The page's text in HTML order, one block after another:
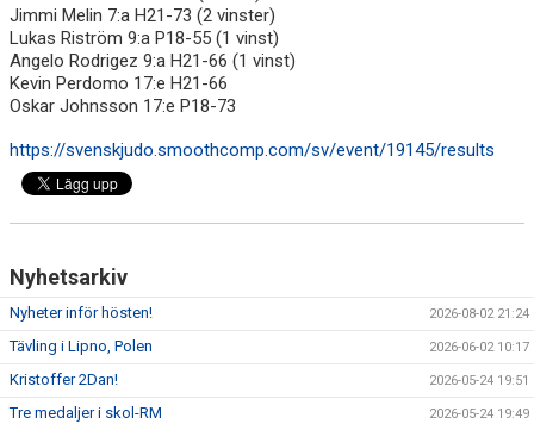
Jimmi Melin 7:a H21-73 (2 vinster)
Lukas Riström 9:a P18-55 (1 vinst)
Angelo Rodrigez 9:a H21-66 (1 vinst)
Kevin Perdomo 17:e H21-66
Oskar Johnsson 17:e P18-73
https://svenskjudo.smoothcomp.com/sv/event/19145/results
Nyhetsarkiv
Nyheter inför hösten! 2026-08-02 21:24
Tävling i Lipno, Polen 2026-06-02 10:17
Kristoffer 2Dan! 2026-05-24 19:51
Tre medaljer i skol-RM 2026-05-24 19:49